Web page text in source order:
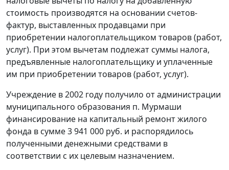
стоимость производятся на основании счетов-
фактур, выставленных продавцами при
приобретении налогоплательщиком товаров (работ,
услуг). При этом вычетам подлежат суммы налога,
предъявленные налогоплательщику и уплаченные
им при приобретении товаров (работ, услуг).
Учреждение в 2002 году получило от администрации
муниципального образования п. Мурмаши
финансирование на капитальный ремонт жилого
фонда в сумме 3 941 000 руб. и распорядилось
полученными денежными средствами в
соответствии с их целевым назначением.